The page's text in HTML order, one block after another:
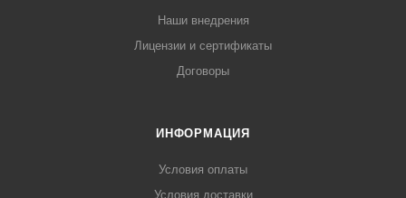
Наши внедрения
Лицензии и сертификаты
Договоры
ИНФОРМАЦИЯ
Условия оплаты
Условия доставки